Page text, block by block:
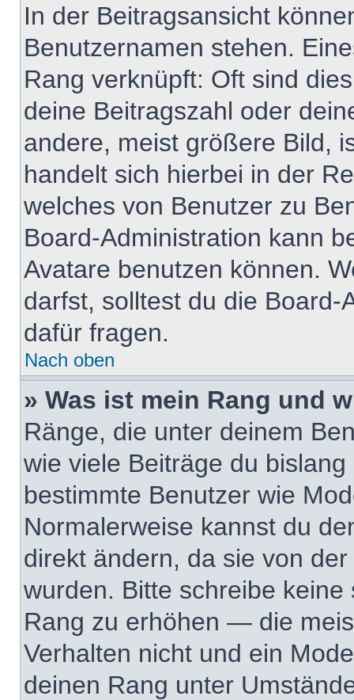
In der Beitragsansicht
Benutzernamen stehen.
Rang verknüpft: Oft sind
deine Beitragszahl oder
andere, meist größere Bild,
handelt sich hierbei in der
welches von Benutzer zu
Board-Administration kann
Avatare benutzen können.
darfst, solltest du die
dafür fragen.
Nach oben
» Was ist mein Rang und
Ränge, die unter deinem
wie viele Beiträge du
bestimmte Benutzer wie
Normalerweise kannst du
direkt ändern, da sie von
wurden. Bitte schreibe
Rang zu erhöhen — die
Verhalten nicht und ein
deinen Rang unter